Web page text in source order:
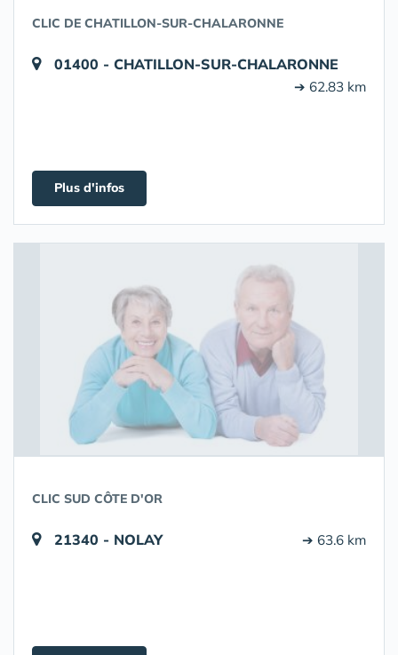
CLIC DE CHATILLON-SUR-CHALARONNE
01400 - CHATILLON-SUR-CHALARONNE
➔ 62.83 km
Plus d'infos
CLIC SUD CÔTE D'OR
21340 - NOLAY ➔ 63.6 km